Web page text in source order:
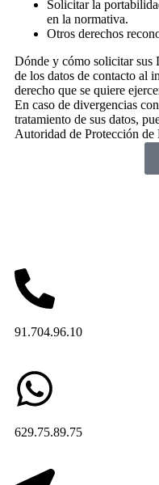
Solicitar la
en la normativa.
Otros derechos
Dónde y cómo solicitar sus
de los datos de contacto al
derecho que se quiere
En caso de divergencias
tratamiento de sus datos,
Autoridad de Protección
91.704.96.10
629.75.89.75